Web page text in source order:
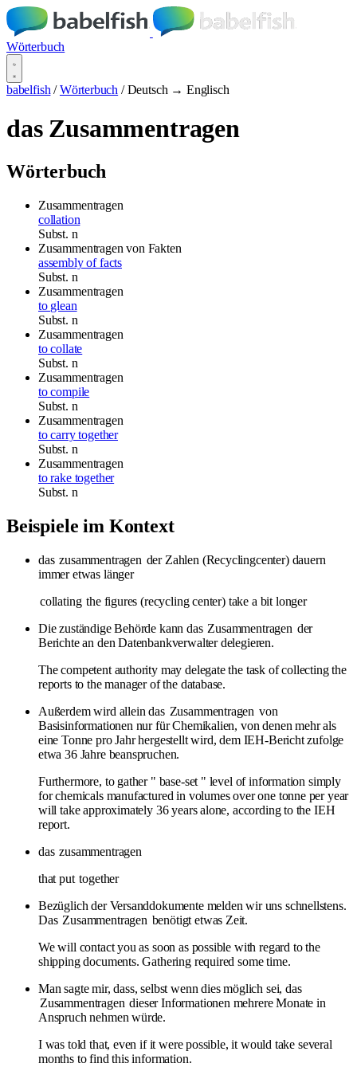
Wörterbuch
babelfish / Wörterbuch / Deutsch → Englisch
das Zusammentragen
Wörterbuch
Zusammentragen
collation
Subst. n
Zusammentragen von Fakten
assembly of facts
Subst. n
Zusammentragen
to glean
Subst. n
Zusammentragen
to collate
Subst. n
Zusammentragen
to compile
Subst. n
Zusammentragen
to carry together
Subst. n
Zusammentragen
to rake together
Subst. n
Beispiele im Kontext
das zusammentragen der Zahlen (Recyclingcenter) dauern
immer etwas länger
collating the figures (recycling center) take a bit longer
Die zuständige Behörde kann das Zusammentragen der
Berichte an den Datenbankverwalter delegieren.
The competent authority may delegate the task of collecting the
reports to the manager of the database.
Außerdem wird allein das Zusammentragen von
Basisinformationen nur für Chemikalien, von denen mehr als
eine Tonne pro Jahr hergestellt wird, dem IEH-Bericht zufolge
etwa 36 Jahre beanspruchen.
Furthermore, to gather " base-set " level of information simply
for chemicals manufactured in volumes over one tonne per year
will take approximately 36 years alone, according to the IEH
report.
das zusammentragen
that put together
Bezüglich der Versanddokumente melden wir uns schnellstens.
Das Zusammentragen benötigt etwas Zeit.
We will contact you as soon as possible with regard to the
shipping documents. Gathering required some time.
Man sagte mir, dass, selbst wenn dies möglich sei, das
Zusammentragen dieser Informationen mehrere Monate in
Anspruch nehmen würde.
I was told that, even if it were possible, it would take several
months to find this information.